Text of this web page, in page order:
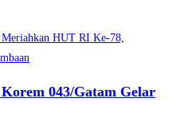
043/Gatam Gelar